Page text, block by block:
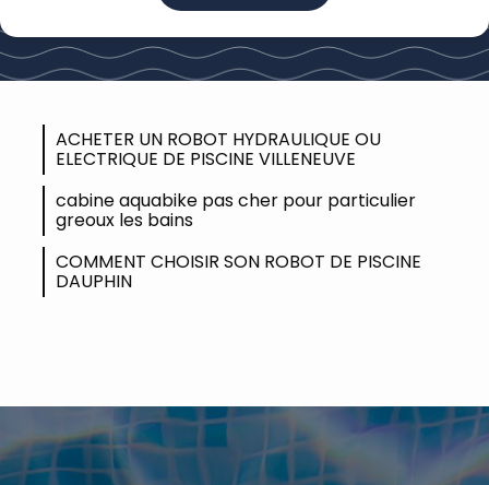
ACHETER UN ROBOT HYDRAULIQUE OU
ELECTRIQUE DE PISCINE VILLENEUVE
cabine aquabike pas cher pour particulier
greoux les bains
COMMENT CHOISIR SON ROBOT DE PISCINE
DAUPHIN